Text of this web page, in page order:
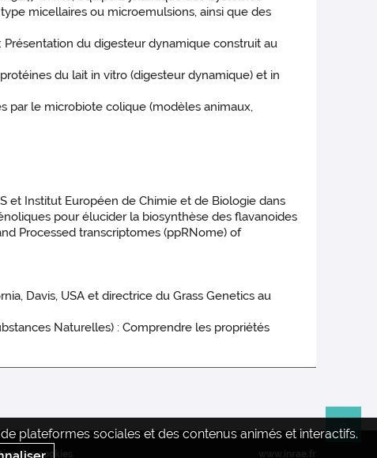
micellaires ou microemulsions, ainsi que des
Présentation du digesteur dynamique construit au
du lait in vitro (digesteur dynamique) et in
par le microbiote colique (modèles animaux,
et Institut Européen de Chimie et de Biologie dans
pour élucider la biosynthèse des flavanoides
Processed transcriptomes (ppRNome) of
Davis, USA et directrice du Grass Genetics au
Naturelles) : Comprendre les propriétés
plateformes sociales et des contenus animés et interactifs.
des cookies